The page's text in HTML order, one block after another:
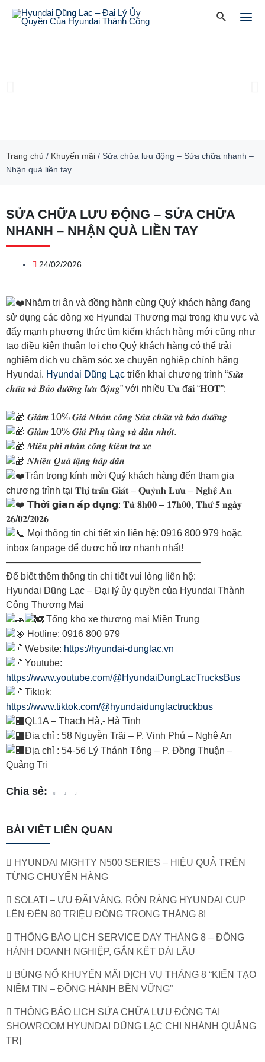
Search
Trang chủ / Khuyến mãi / Sửa chữa lưu động – Sửa chữa nhanh –
Nhận quà liền tay
SỬA CHỮA LƯU ĐỘNG – SỬA CHỮA
NHANH – NHẬN QUÀ LIỀN TAY
24/02/2026
Nhằm tri ân và đồng hành cùng Quý khách hàng đang
sử dụng các dòng xe Hyundai Thương mại trong khu vực và
đẩy mạnh phương thức tìm kiếm khách hàng mới cũng như
tạo điều kiện thuận lợi cho Quý khách hàng có thể trải
nghiệm dịch vụ chăm sóc xe chuyên nghiệp chính hãng
Hyundai. Hyundai Dũng Lạc triển khai chương trình “𝑺𝒖̛̉𝒂
𝒄𝒉𝒖̛̃𝒂 𝒗𝒂̀ 𝑩𝒂̉𝒐 𝒅𝒖̛𝒐̛̃𝒏𝒈 𝒍𝒖̛𝒖 đ𝒐̣̂𝒏𝒈” với nhiều 𝐔̛𝐮 đ𝐚̃𝐢 “𝐇𝐎𝐓”:
𝑮𝒊𝒂̉𝒎 10% 𝑮𝒊𝒂́ 𝑵𝒉𝒂̂𝒏 𝒄𝒐̂𝒏𝒈 𝑺𝒖̛̉𝒂 𝒄𝒉𝒖̛̃𝒂 𝒗𝒂̀ 𝒃𝒂̉𝒐 𝒅𝒖̛𝒐̛̃𝒏𝒈
𝑮𝒊𝒂̉𝒎 10% 𝑮𝒊𝒂́ 𝑷𝒉𝒖̣ 𝒕𝒖̀𝒏𝒈 𝒗𝒂̀ 𝒅𝒂̂̀𝒖 𝒏𝒉𝒐̛́𝒕.
𝑴𝒊𝒆̂̃𝒏 𝒑𝒉𝒊́ 𝒏𝒉𝒂̂𝒏 𝒄𝒐̂𝒏𝒈 𝒌𝒊𝒆̂̉𝒎 𝒕𝒓𝒂 𝒙𝒆
𝑵𝒉𝒊𝒆̂̀𝒖 𝑸𝒖𝒂̀ 𝒕𝒂̣̆𝒏𝒈 𝒉𝒂̂́𝒑 𝒅𝒂̂̃𝒏
Trân trọng kính mời Quý khách hàng đến tham gia
chương trình tại 𝐓𝐡𝐢̣ 𝐭𝐫𝐚̂́𝐧 𝐆𝐢𝐚́𝐭 – 𝐐𝐮𝐲̀𝐧𝐡 𝐋𝐮̛𝐮 – 𝐍𝐠𝐡𝐞̣̂ 𝐀𝐧
𝗧𝗵𝗼̛̀𝗶 𝗴𝗶𝗮𝗻 𝗮́𝗽 𝗱𝘂̣𝗻𝗴: 𝐓𝐮̛̀ 𝟖𝐡𝟎𝟎 – 𝟏𝟕𝐡𝟎𝟎, 𝐓𝐡𝐮̛́ 𝟓 𝐧𝐠𝐚̀𝐲
𝟐𝟔/𝟎𝟐/𝟐𝟎𝟐𝟔
Mọi thông tin chi tiết xin liên hệ: 0916 800 979 hoặc
inbox fanpage để được hỗ trợ nhanh nhất!
————————————————————–
Để biết thêm thông tin chi tiết vui lòng liên hệ:
Hyundai Dũng Lạc – Đại lý ủy quyền của Hyundai Thành
Công Thương Mại
Tổng kho xe thương mại Miền Trung
Hotline: 0916 800 979
Website: https://hyundai-dunglac.vn
Youtube:
https://www.youtube.com/@HyundaiDungLacTrucksBus
Tiktok:
https://www.tiktok.com/@hyundaidunglactruckbus
QL1A – Thạch Hà,- Hà Tinh
Địa chỉ : 58 Nguyễn Trãi – P. Vinh Phú – Nghệ An
Địa chỉ : 54-56 Lý Thánh Tông – P. Đồng Thuận –
Quảng Trị
Chia sẻ:
BÀI VIẾT LIÊN QUAN
HYUNDAI MIGHTY N500 SERIES – HIỆU QUẢ TRÊN
TỪNG CHUYẾN HÀNG
SOLATI – ƯU ĐÃI VÀNG, RỘN RÀNG HYUNDAI CUP
LÊN ĐẾN 80 TRIỆU ĐỒNG TRONG THÁNG 8!
THÔNG BÁO LỊCH SERVICE DAY THÁNG 8 – ĐỒNG
HÀNH DOANH NGHIỆP, GẮN KẾT DÀI LÂU
BÙNG NỔ KHUYẾN MÃI DỊCH VỤ THÁNG 8 “KIẾN TẠO
NIỀM TIN – ĐỒNG HÀNH BỀN VỮNG”
THÔNG BÁO LỊCH SỬA CHỮA LƯU ĐỘNG TẠI
SHOWROOM HYUNDAI DŨNG LẠC CHI NHÁNH QUẢNG
TRỊ